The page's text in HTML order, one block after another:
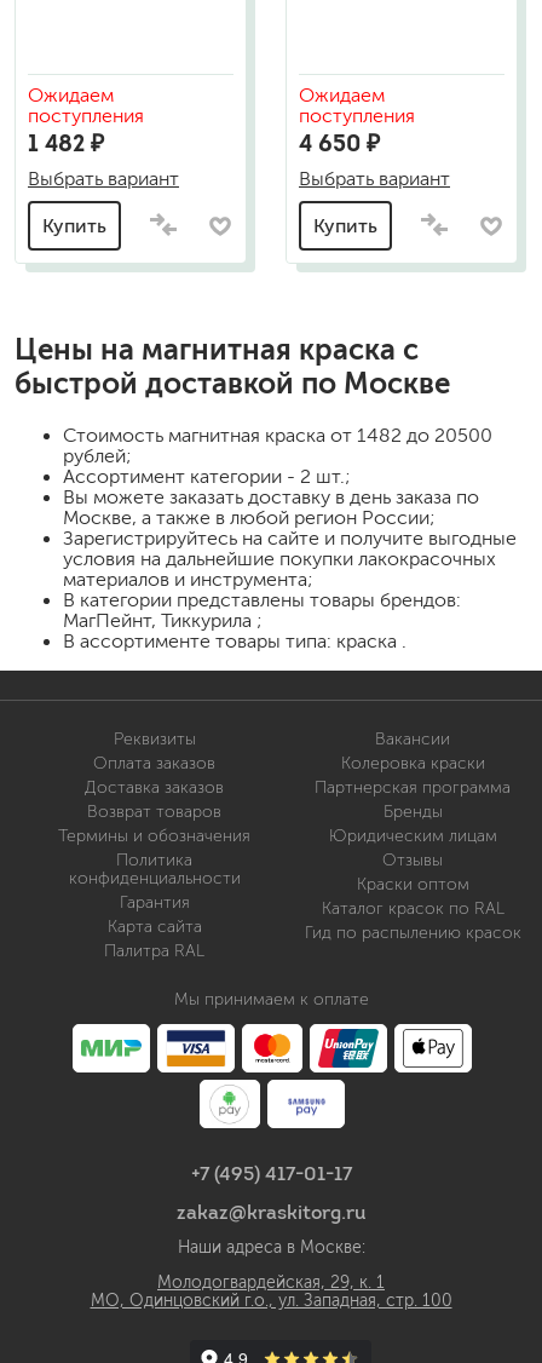
Ожидаем
поступления
1 482 ₽
Выбрать вариант
Купить
Ожидаем
поступления
4 650 ₽
Выбрать вариант
Купить
Цены на магнитная краска с
быстрой доставкой по Москве
Стоимость магнитная краска от 1482 до 20500
рублей;
Ассортимент категории - 2 шт.;
Вы можете заказать доставку в день заказа по
Москве, а также в любой регион России;
Зарегистрируйтесь на сайте и получите выгодные
условия на дальнейшие покупки лакокрасочных
материалов и инструмента;
В категории представлены товары брендов:
МагПейнт, Тиккурила ;
В ассортименте товары типа: краска .
Реквизиты
Оплата заказов
Доставка заказов
Возврат товаров
Термины и обозначения
Политика
конфиденциальности
Гарантия
Карта сайта
Палитра RAL
Вакансии
Колеровка краски
Партнерская программа
Бренды
Юридическим лицам
Отзывы
Краски оптом
Каталог красок по RAL
Гид по распылению красок
Мы принимаем к оплате
+7 (495) 417-01-17
zakaz@kraskitorg.ru
Наши адреса в Москве:
Молодогвардейская, 29, к. 1
МО, Одинцовский г.о., ул. Западная, стр. 100